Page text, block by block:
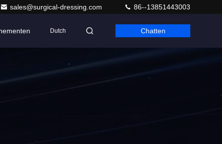
sales@surgical-dressing.com 86--13851443003
Dutch Chatten